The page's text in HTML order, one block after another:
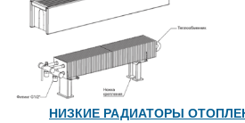
НИЗКИЕ РАДИАТОРЫ